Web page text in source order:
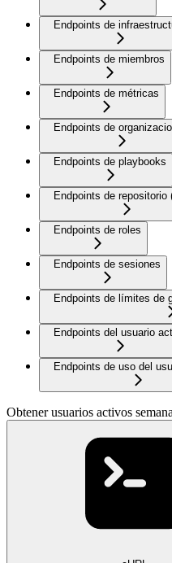
Endpoints de
Endpoints de miembros
Endpoints de métricas
Endpoints de
Endpoints de playbooks
Endpoints de repositorio
Endpoints de roles
Endpoints de sesiones
Endpoints de límites de
Endpoints del usuario
Endpoints de uso del
Obtener usuarios activos